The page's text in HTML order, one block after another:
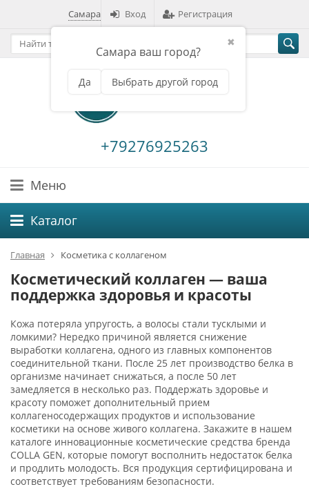
Самара
✖
Самара ваш город?
Да Выбрать другой город
Вход Регистрация
+79276925263
Меню
Каталог
Главная Косметика с коллагеном
Косметический коллаген — ваша
поддержка здоровья и красоты
Кожа потеряла упругость, а волосы стали тусклыми и
ломкими? Нередко причиной является снижение
выработки коллагена, одного из главных компонентов
соединительной ткани. После 25 лет производство белка в
организме начинает снижаться, а после 50 лет
замедляется в несколько раз. Поддержать здоровье и
красоту поможет дополнительный прием
коллагеносодержащих продуктов и использование
косметики на основе живого коллагена. Закажите в нашем
каталоге инновационные косметические средства бренда
COLLA GEN, которые помогут восполнить недостаток белка
и продлить молодость. Вся продукция сертифицирована и
соответствует требованиям безопасности.